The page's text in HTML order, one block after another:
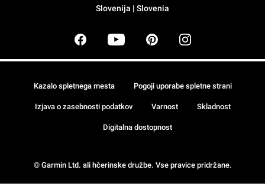
Slovenija | Slovenia
© Garmin Ltd. ali hčerinske družbe. Vse pravice pridržane.
Kazalo spletnega mesta Pogoji uporabe spletne strani
Izjava o zasebnosti podatkov Varnost Skladnost
Digitalna dostopnost